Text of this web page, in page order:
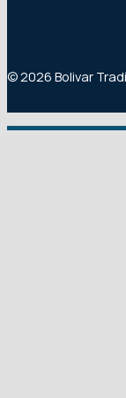
© 2026 Bolivar